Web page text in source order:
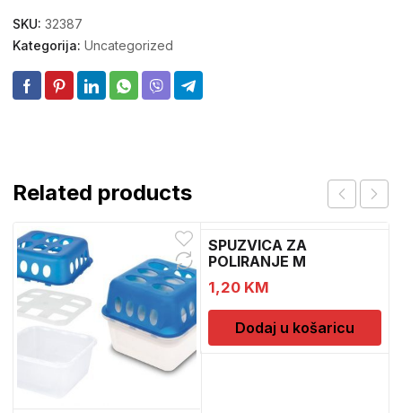
SKU: 32387
Kategorija: Uncategorized
Related products
SPUZVICA ZA
POLIRANJE M
1,20 KM
Dodaj u košaricu